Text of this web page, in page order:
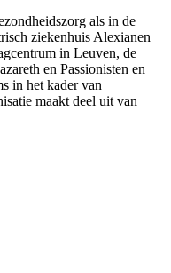
als in de
ziekenhuis Alexianen
in Leuven, de
en Passionisten en
in het kader van
maakt deel uit van